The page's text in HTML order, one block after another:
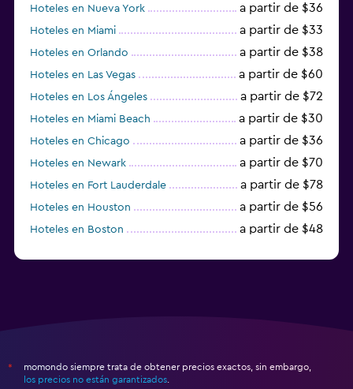
Hoteles en Nueva York a partir de $36
Hoteles en Miami a partir de $33
Hoteles en Orlando a partir de $38
Hoteles en Las Vegas a partir de $60
Hoteles en Los Ángeles a partir de $72
Hoteles en Miami Beach a partir de $30
Hoteles en Chicago a partir de $36
Hoteles en Newark a partir de $70
Hoteles en Fort Lauderdale a partir de $78
Hoteles en Houston a partir de $56
Hoteles en Boston a partir de $48
*
momondo siempre trata de obtener precios exactos, sin embargo,
los precios no están garantizados